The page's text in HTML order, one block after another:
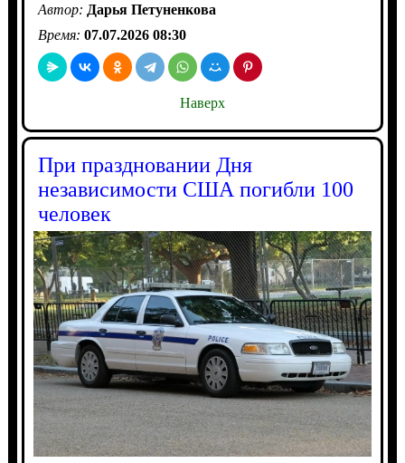
Автор: Дарья Петуненкова
Время: 07.07.2026 08:30
Наверх
При праздновании Дня
независимости США погибли 100
человек